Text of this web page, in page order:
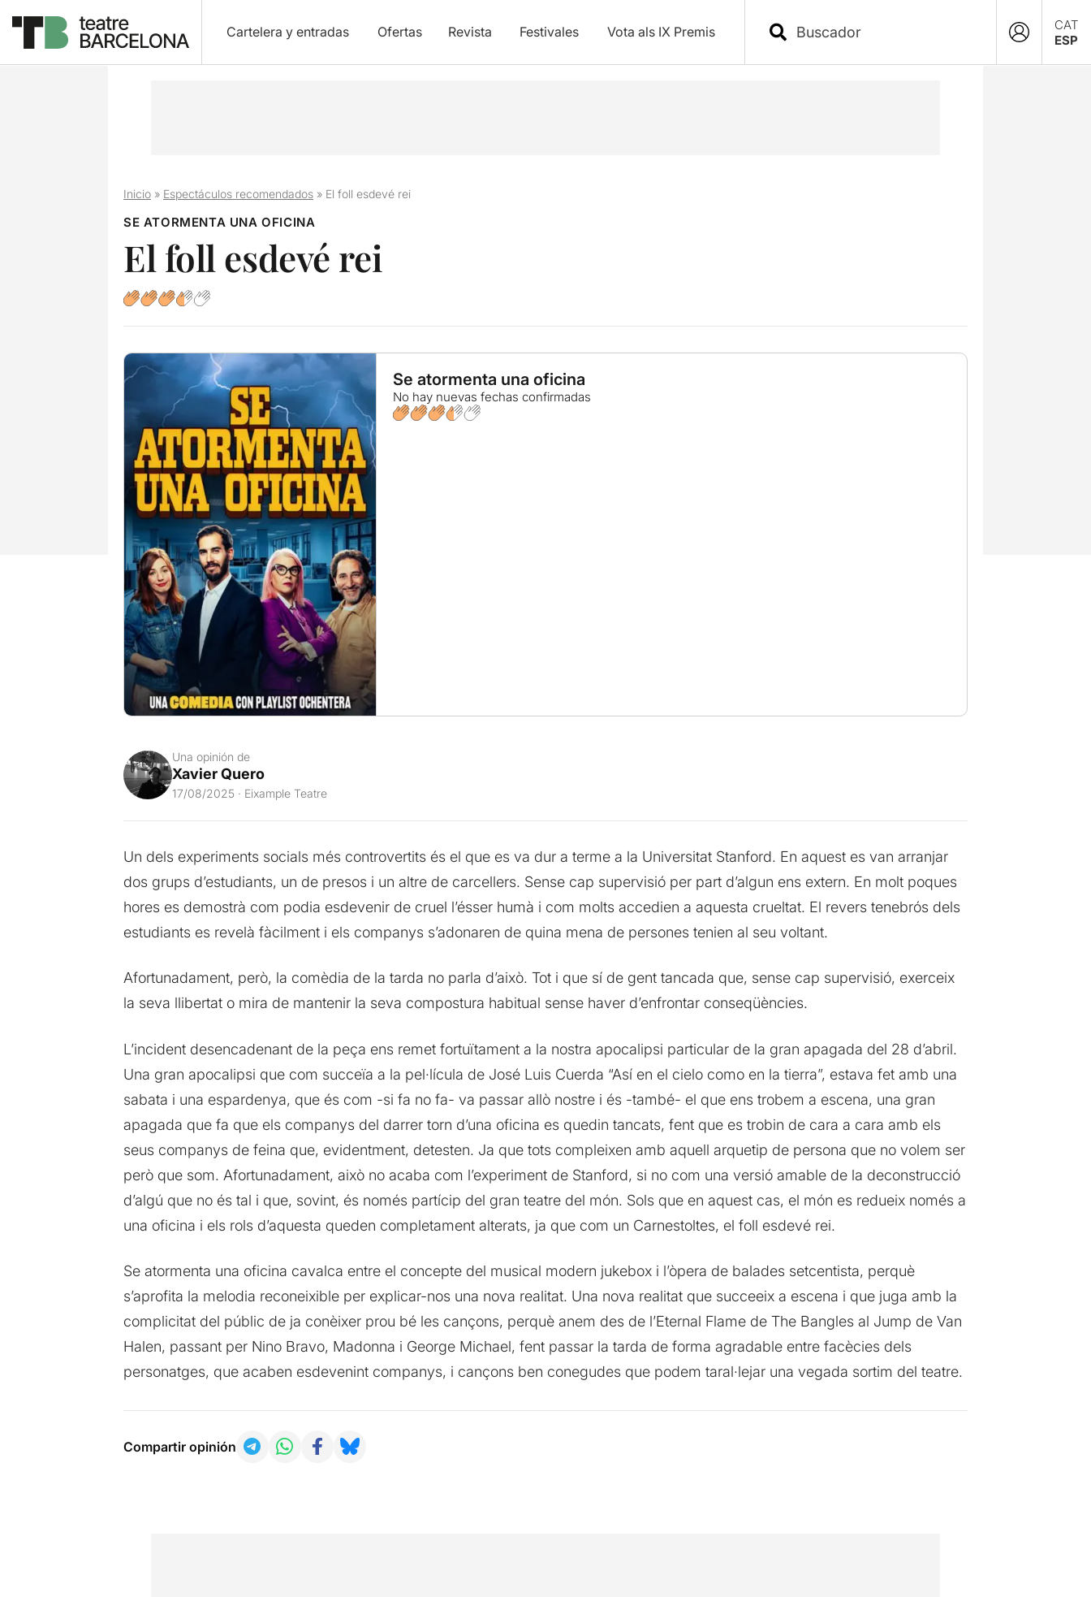
Cartelera y entradas Ofertas Revista Festivales Vota als IX Premis
CAT
ESP
Inicio» Espectáculos recomendados» El foll esdevé rei
SE ATORMENTA UNA OFICINA
El foll esdevé rei
Se atormenta una oficina
No hay nuevas fechas confirmadas
Una opinión de
Xavier Quero
17/08/2025 · Eixample Teatre
Un dels experiments socials més controvertits és el que es va dur a terme a la Universitat Stanford. En aquest es van arranjar
dos grups d’estudiants, un de presos i un altre de carcellers. Sense cap supervisió per part d’algun ens extern. En molt poques
hores es demostrà com podia esdevenir de cruel l’ésser humà i com molts accedien a aquesta crueltat. El revers tenebrós dels
estudiants es revelà fàcilment i els companys s’adonaren de quina mena de persones tenien al seu voltant.
Afortunadament, però, la comèdia de la tarda no parla d’això. Tot i que sí de gent tancada que, sense cap supervisió, exerceix
la seva llibertat o mira de mantenir la seva compostura habitual sense haver d’enfrontar conseqüències.
L’incident desencadenant de la peça ens remet fortuïtament a la nostra apocalipsi particular de la gran apagada del 28 d’abril.
Una gran apocalipsi que com succeïa a la pel·lícula de José Luis Cuerda “Así en el cielo como en la tierra”, estava fet amb una
sabata i una espardenya, que és com -si fa no fa- va passar allò nostre i és -també- el que ens trobem a escena, una gran
apagada que fa que els companys del darrer torn d’una oficina es quedin tancats, fent que es trobin de cara a cara amb els
seus companys de feina que, evidentment, detesten. Ja que tots compleixen amb aquell arquetip de persona que no volem ser
però que som. Afortunadament, això no acaba com l’experiment de Stanford, si no com una versió amable de la deconstrucció
d’algú que no és tal i que, sovint, és només partícip del gran teatre del món. Sols que en aquest cas, el món es redueix només a
una oficina i els rols d’aquesta queden completament alterats, ja que com un Carnestoltes, el foll esdevé rei.
Se atormenta una oficina cavalca entre el concepte del musical modern jukebox i l’òpera de balades setcentista, perquè
s’aprofita la melodia reconeixible per explicar-nos una nova realitat. Una nova realitat que succeeix a escena i que juga amb la
complicitat del públic de ja conèixer prou bé les cançons, perquè anem des de l’Eternal Flame de The Bangles al Jump de Van
Halen, passant per Nino Bravo, Madonna i George Michael, fent passar la tarda de forma agradable entre facècies dels
personatges, que acaben esdevenint companys, i cançons ben conegudes que podem taral·lejar una vegada sortim del teatre.
Compartir opinión